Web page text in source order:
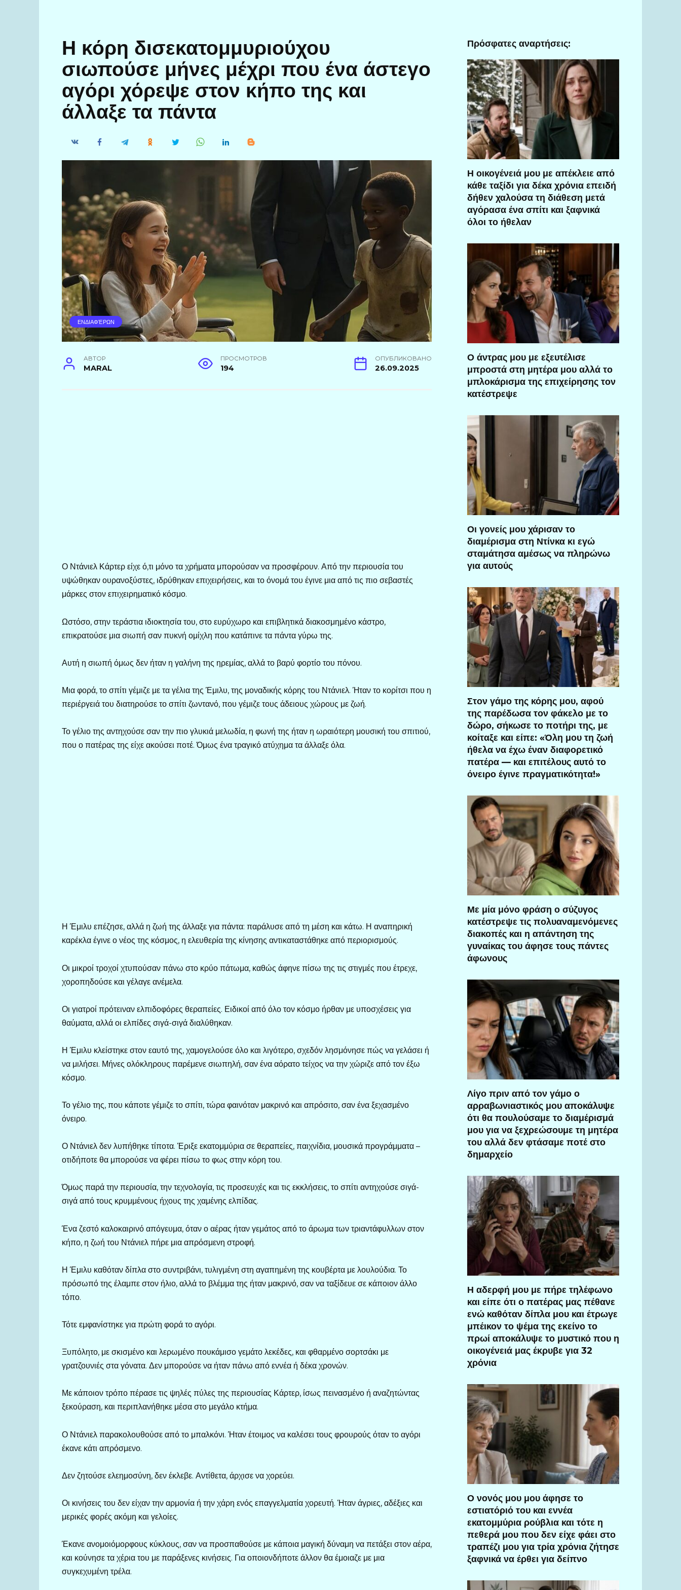
Η κόρη δισεκατομμυριούχου
σιωπούσε μήνες μέχρι που ένα άστεγο
αγόρι χόρεψε στον κήπο της και
άλλαξε τα πάντα
ΕΝΔΙΑΦΈΡΩΝ
АВТОР
MARAL
ПРОСМОТРОВ
194
ОПУБЛИКОВАНО
26.09.2025
Ο Ντάνιελ Κάρτερ είχε ό,τι μόνο τα χρήματα μπορούσαν να προσφέρουν. Από την περιουσία του
υψώθηκαν ουρανοξύστες, ιδρύθηκαν επιχειρήσεις, και το όνομά του έγινε μια από τις πιο σεβαστές
μάρκες στον επιχειρηματικό κόσμο.
Ωστόσο, στην τεράστια ιδιοκτησία του, στο ευρύχωρο και επιβλητικά διακοσμημένο κάστρο,
επικρατούσε μια σιωπή σαν πυκνή ομίχλη που κατάπινε τα πάντα γύρω της.
Αυτή η σιωπή όμως δεν ήταν η γαλήνη της ηρεμίας, αλλά το βαρύ φορτίο του πόνου.
Μια φορά, το σπίτι γέμιζε με τα γέλια της Έμιλυ, της μοναδικής κόρης του Ντάνιελ. Ήταν το κορίτσι που η
περιέργειά του διατηρούσε το σπίτι ζωντανό, που γέμιζε τους άδειους χώρους με ζωή.
Το γέλιο της αντηχούσε σαν την πιο γλυκιά μελωδία, η φωνή της ήταν η ωραιότερη μουσική του σπιτιού,
που ο πατέρας της είχε ακούσει ποτέ. Όμως ένα τραγικό ατύχημα τα άλλαξε όλα.
Η Έμιλυ επέζησε, αλλά η ζωή της άλλαξε για πάντα: παράλυσε από τη μέση και κάτω. Η αναπηρική
καρέκλα έγινε ο νέος της κόσμος, η ελευθερία της κίνησης αντικαταστάθηκε από περιορισμούς.
Οι μικροί τροχοί χτυπούσαν πάνω στο κρύο πάτωμα, καθώς άφηνε πίσω της τις στιγμές που έτρεχε,
χοροπηδούσε και γέλαγε ανέμελα.
Οι γιατροί πρότειναν ελπιδοφόρες θεραπείες. Ειδικοί από όλο τον κόσμο ήρθαν με υποσχέσεις για
θαύματα, αλλά οι ελπίδες σιγά-σιγά διαλύθηκαν.
Η Έμιλυ κλείστηκε στον εαυτό της, χαμογελούσε όλο και λιγότερο, σχεδόν λησμόνησε πώς να γελάσει ή
να μιλήσει. Μήνες ολόκληρους παρέμενε σιωπηλή, σαν ένα αόρατο τείχος να την χώριζε από τον έξω
κόσμο.
Το γέλιο της, που κάποτε γέμιζε το σπίτι, τώρα φαινόταν μακρινό και απρόσιτο, σαν ένα ξεχασμένο
όνειρο.
Ο Ντάνιελ δεν λυπήθηκε τίποτα. Έριξε εκατομμύρια σε θεραπείες, παιχνίδια, μουσικά προγράμματα –
οτιδήποτε θα μπορούσε να φέρει πίσω το φως στην κόρη του.
Όμως παρά την περιουσία, την τεχνολογία, τις προσευχές και τις εκκλήσεις, το σπίτι αντηχούσε σιγά-
σιγά από τους κρυμμένους ήχους της χαμένης ελπίδας.
Ένα ζεστό καλοκαιρινό απόγευμα, όταν ο αέρας ήταν γεμάτος από το άρωμα των τριαντάφυλλων στον
κήπο, η ζωή του Ντάνιελ πήρε μια απρόσμενη στροφή.
Η Έμιλυ καθόταν δίπλα στο συντριβάνι, τυλιγμένη στη αγαπημένη της κουβέρτα με λουλούδια. Το
πρόσωπό της έλαμπε στον ήλιο, αλλά το βλέμμα της ήταν μακρινό, σαν να ταξίδευε σε κάποιον άλλο
τόπο.
Τότε εμφανίστηκε για πρώτη φορά το αγόρι.
Ξυπόλητο, με σκισμένο και λερωμένο πουκάμισο γεμάτο λεκέδες, και φθαρμένο σορτσάκι με
γρατζουνιές στα γόνατα. Δεν μπορούσε να ήταν πάνω από εννέα ή δέκα χρονών.
Με κάποιον τρόπο πέρασε τις ψηλές πύλες της περιουσίας Κάρτερ, ίσως πεινασμένο ή αναζητώντας
ξεκούραση, και περιπλανήθηκε μέσα στο μεγάλο κτήμα.
Ο Ντάνιελ παρακολουθούσε από το μπαλκόνι. Ήταν έτοιμος να καλέσει τους φρουρούς όταν το αγόρι
έκανε κάτι απρόσμενο.
Δεν ζητούσε ελεημοσύνη, δεν έκλεβε. Αντίθετα, άρχισε να χορεύει.
Οι κινήσεις του δεν είχαν την αρμονία ή την χάρη ενός επαγγελματία χορευτή. Ήταν άγριες, αδέξιες και
μερικές φορές ακόμη και γελοίες.
Έκανε ανομοιόμορφους κύκλους, σαν να προσπαθούσε με κάποια μαγική δύναμη να πετάξει στον αέρα,
και κούνησε τα χέρια του με παράξενες κινήσεις. Για οποιονδήποτε άλλον θα έμοιαζε με μια
συγκεχυμένη τρέλα.
Πρόσφατες αναρτήσεις:
Η οικογένειά μου με απέκλειε από
κάθε ταξίδι για δέκα χρόνια επειδή
δήθεν χαλούσα τη διάθεση μετά
αγόρασα ένα σπίτι και ξαφνικά
όλοι το ήθελαν
Ο άντρας μου με εξευτέλισε
μπροστά στη μητέρα μου αλλά το
μπλοκάρισμα της επιχείρησης τον
κατέστρεψε
Οι γονείς μου χάρισαν το
διαμέρισμα στη Ντίνκα κι εγώ
σταμάτησα αμέσως να πληρώνω
για αυτούς
Στον γάμο της κόρης μου, αφού
της παρέδωσα τον φάκελο με το
δώρο, σήκωσε το ποτήρι της, με
κοίταξε και είπε: «Όλη μου τη ζωή
ήθελα να έχω έναν διαφορετικό
πατέρα — και επιτέλους αυτό το
όνειρο έγινε πραγματικότητα!»
Με μία μόνο φράση ο σύζυγος
κατέστρεψε τις πολυαναμενόμενες
διακοπές και η απάντηση της
γυναίκας του άφησε τους πάντες
άφωνους
Λίγο πριν από τον γάμο ο
αρραβωνιαστικός μου αποκάλυψε
ότι θα πουλούσαμε το διαμέρισμά
μου για να ξεχρεώσουμε τη μητέρα
του αλλά δεν φτάσαμε ποτέ στο
δημαρχείο
Η αδερφή μου με πήρε τηλέφωνο
και είπε ότι ο πατέρας μας πέθανε
ενώ καθόταν δίπλα μου και έτρωγε
μπέικον το ψέμα της εκείνο το
πρωί αποκάλυψε το μυστικό που η
οικογένειά μας έκρυβε για 32
χρόνια
Ο νονός μου μου άφησε το
εστιατόριό του και εννέα
εκατομμύρια ρούβλια και τότε η
πεθερά μου που δεν είχε φάει στο
τραπέζι μου για τρία χρόνια ζήτησε
ξαφνικά να έρθει για δείπνο